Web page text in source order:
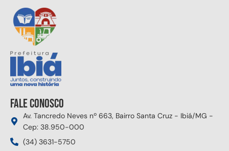
Fale conosco
Av. Tancredo Neves nº 663, Bairro Santa Cruz - Ibiá/MG -
Cep: 38.950-000
(34) 3631-5750